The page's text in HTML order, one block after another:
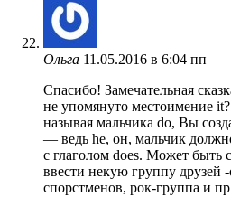
Ольга 11.05.2016 в 6:04 пп
Спасибо! Замечательная
не упомянуто местоимение
называя мальчика do, Вы
— ведь he, он, мальчик
с глаголом does. Может быть
ввести некую группу друзей
спорстменов, рок-группа и